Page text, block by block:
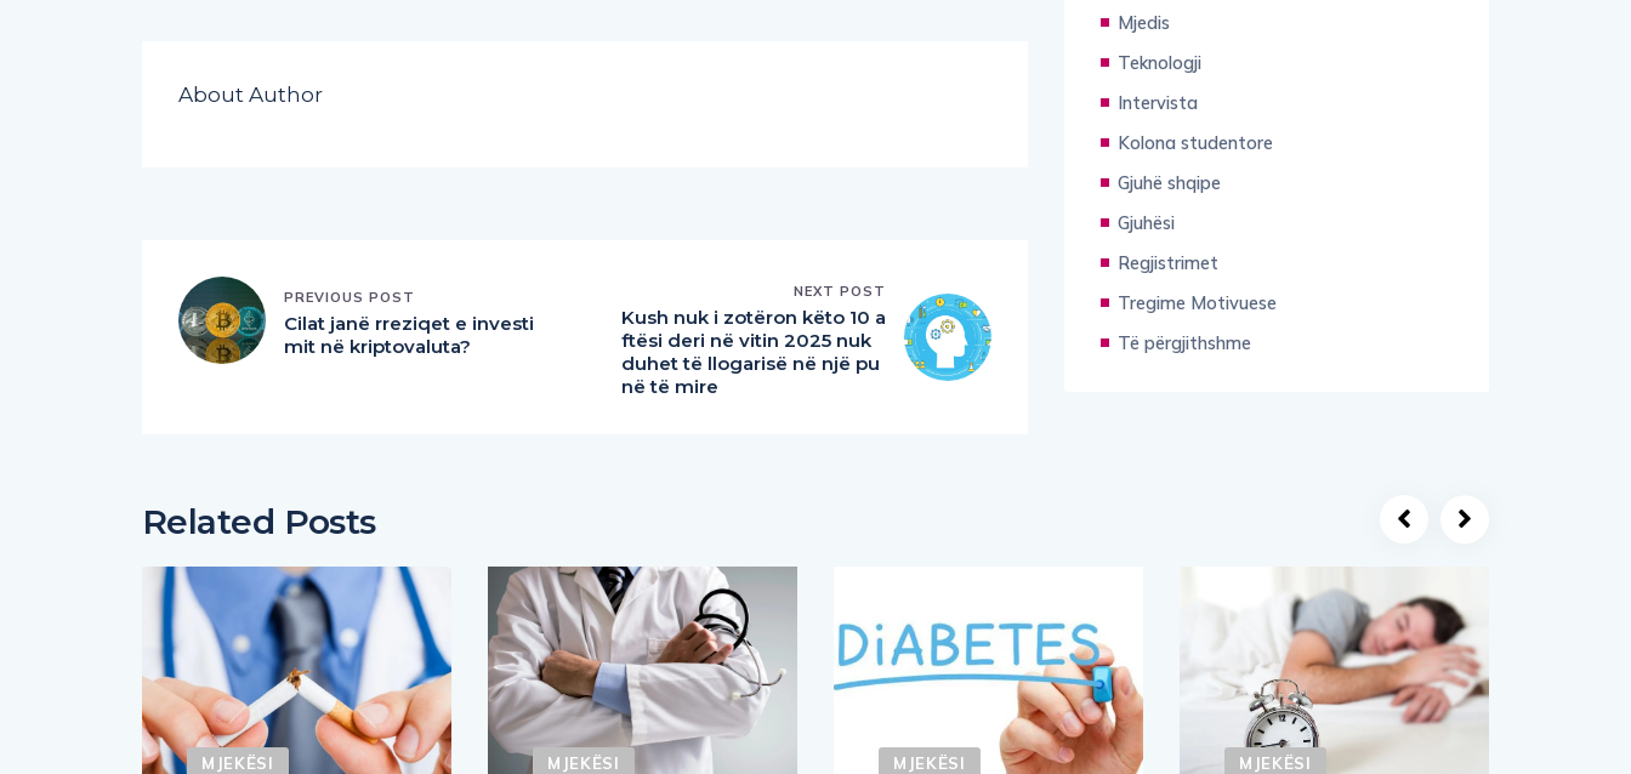
About Author
PREVIOUS POST
Cilat janë rreziqet e investi
mit në kriptovaluta?
NEXT POST
Kush nuk i zotëron këto 10 a
ftësi deri në vitin 2025 nuk
duhet të llogarisë në një pu
në të mire
Mjedis
Teknologji
Intervista
Kolona studentore
Gjuhë shqipe
Gjuhësi
Regjistrimet
Tregime Motivuese
Të përgjithshme
Related Posts
MJEKËSI MJEKËSI MJEKËSI MJEKËSI